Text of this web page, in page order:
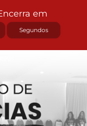
em
Segundos